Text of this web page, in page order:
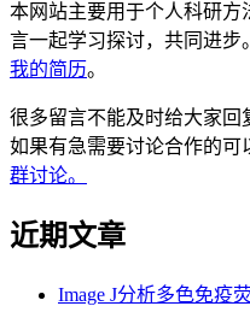
本网站主要用于个人科研方
言一起学习探讨，共同进步
我的简历。
很多留言不能及时给大家回
如果有急需要讨论合作的可
群讨论。
近期文章
Image J分析多色免疫